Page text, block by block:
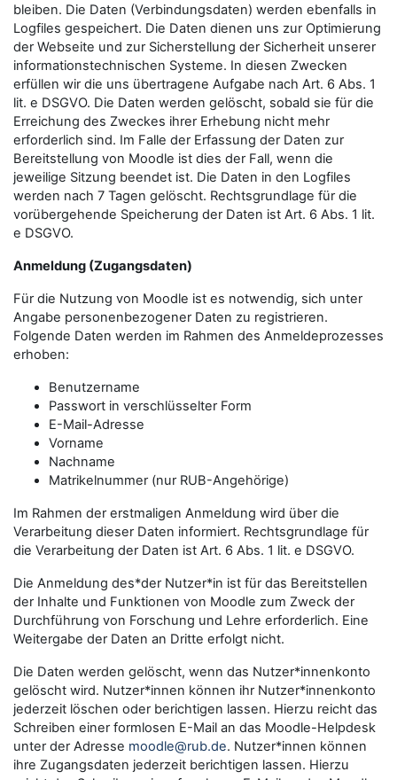
bleiben. Die Daten (Verbindungsdaten) werden ebenfalls in
Logfiles gespeichert. Die Daten dienen uns zur Optimierung
der Webseite und zur Sicherstellung der Sicherheit unserer
informationstechnischen Systeme. In diesen Zwecken
erfüllen wir die uns übertragene Aufgabe nach Art. 6 Abs. 1
lit. e DSGVO. Die Daten werden gelöscht, sobald sie für die
Erreichung des Zweckes ihrer Erhebung nicht mehr
erforderlich sind. Im Falle der Erfassung der Daten zur
Bereitstellung von Moodle ist dies der Fall, wenn die
jeweilige Sitzung beendet ist. Die Daten in den Logfiles
werden nach 7 Tagen gelöscht. Rechtsgrundlage für die
vorübergehende Speicherung der Daten ist Art. 6 Abs. 1 lit.
e DSGVO.
Anmeldung (Zugangsdaten)
Für die Nutzung von Moodle ist es notwendig, sich unter
Angabe personenbezogener Daten zu registrieren.
Folgende Daten werden im Rahmen des Anmeldeprozesses
erhoben:
Benutzername
Passwort in verschlüsselter Form
E-Mail-Adresse
Vorname
Nachname
Matrikelnummer (nur RUB-Angehörige)
Im Rahmen der erstmaligen Anmeldung wird über die
Verarbeitung dieser Daten informiert. Rechtsgrundlage für
die Verarbeitung der Daten ist Art. 6 Abs. 1 lit. e DSGVO.
Die Anmeldung des*der Nutzer*in ist für das Bereitstellen
der Inhalte und Funktionen von Moodle zum Zweck der
Durchführung von Forschung und Lehre erforderlich. Eine
Weitergabe der Daten an Dritte erfolgt nicht.
Die Daten werden gelöscht, wenn das Nutzer*innenkonto
gelöscht wird. Nutzer*innen können ihr Nutzer*innenkonto
jederzeit löschen oder berichtigen lassen. Hierzu reicht das
Schreiben einer formlosen E-Mail an das Moodle-Helpdesk
unter der Adresse moodle@rub.de. Nutzer*innen können
ihre Zugangsdaten jederzeit berichtigen lassen. Hierzu